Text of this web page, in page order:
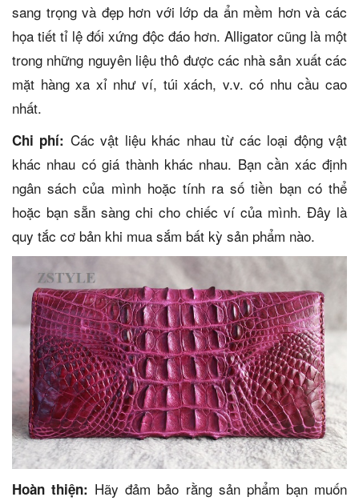
sang trọng và đẹp hơn với lớp da ẩn mềm hơn và các
họa tiết tỉ lệ đối xứng độc đáo hơn. Alligator cũng là một
trong những nguyên liệu thô được các nhà sản xuất các
mặt hàng xa xỉ như ví, túi xách, v.v. có nhu cầu cao
nhất.
Chi phí: Các vật liệu khác nhau từ các loại động vật
khác nhau có giá thành khác nhau. Bạn cần xác định
ngân sách của mình hoặc tính ra số tiền bạn có thể
hoặc bạn sẵn sàng chi cho chiếc ví của mình. Đây là
quy tắc cơ bản khi mua sắm bất kỳ sản phẩm nào.
Hoàn thiện: Hãy đảm bảo rằng sản phẩm bạn muốn